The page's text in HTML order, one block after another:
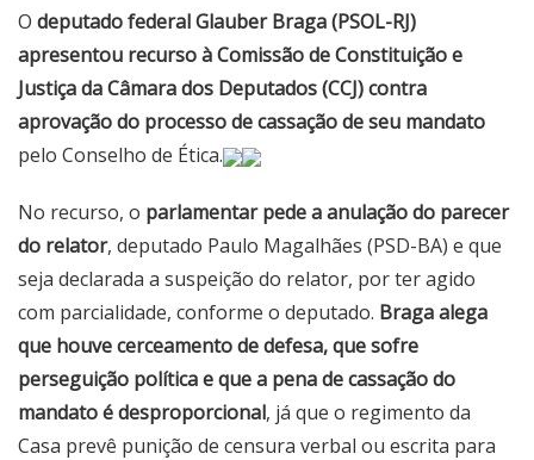
O deputado federal Glauber Braga (PSOL-RJ)
apresentou recurso à Comissão de Constituição e
Justiça da Câmara dos Deputados (CCJ) contra
aprovação do processo de cassação de seu mandato
pelo Conselho de Ética.
No recurso, o parlamentar pede a anulação do parecer
do relator, deputado Paulo Magalhães (PSD-BA) e que
seja declarada a suspeição do relator, por ter agido
com parcialidade, conforme o deputado. Braga alega
que houve cerceamento de defesa, que sofre
perseguição política e que a pena de cassação do
mandato é desproporcional, já que o regimento da
Casa prevê punição de censura verbal ou escrita para